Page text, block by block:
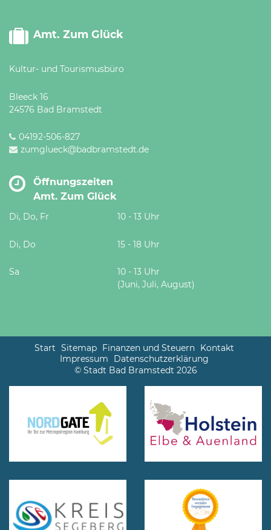
Amt. Zum Glück
Kultur- und Tourismusbüro
Bleeck 16
24576 Bad Bramstedt
04192-506-827
zumglueck@badbramstedt.de
Öffnungszeiten
Amt. Zum Glück
Di, Do, Fr 10 - 13 Uhr
Di, Do 15 - 18 Uhr
Sa
10 - 13 Uhr
(Juni, Juli, August)
Start Sitemap Finanzen und Steuern Kontakt
Impressum
Datenschutzerklärung
© Stadt Bad Bramstedt 2026